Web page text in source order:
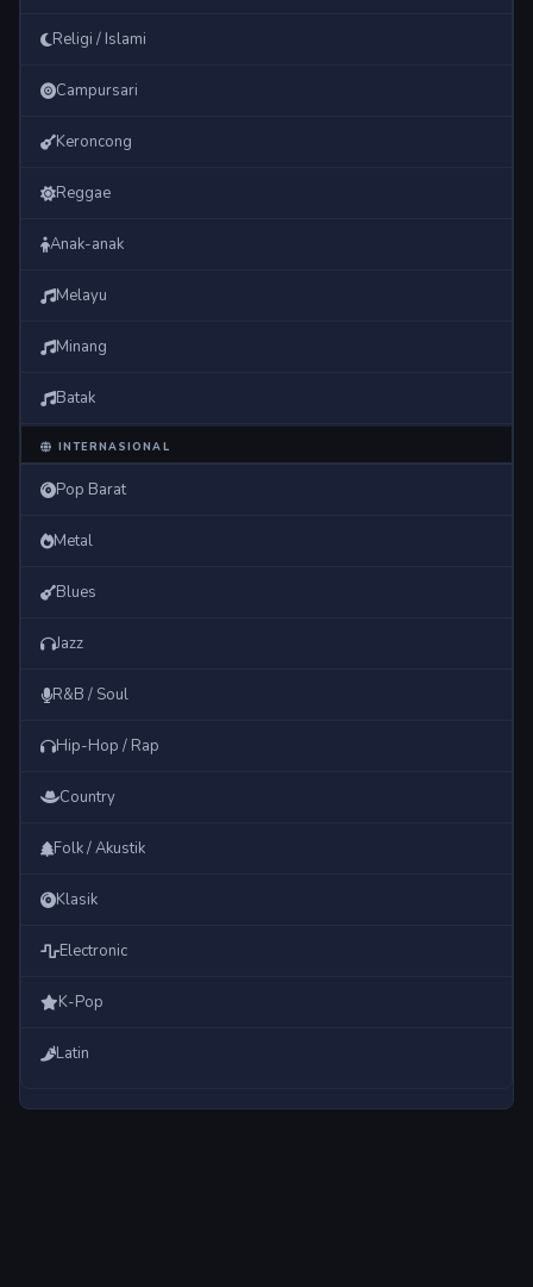
Religi / Islami
Campursari
Keroncong
Reggae
Anak-anak
Melayu
Minang
Batak
INTERNASIONAL
Pop Barat
Metal
Blues
Jazz
R&B / Soul
Hip-Hop / Rap
Country
Folk / Akustik
Klasik
Electronic
K-Pop
Latin